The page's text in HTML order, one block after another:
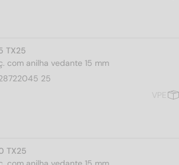
TX25
com anilha vedante 15 mm
25
VPE
TX25